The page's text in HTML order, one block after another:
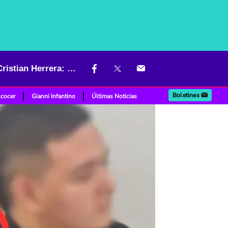
La pista que terminó delatando al presunto asesino del periodista Cristian Herrera: "Un tatuaje"
Gianni Infantino Últimas Noticias Boletines